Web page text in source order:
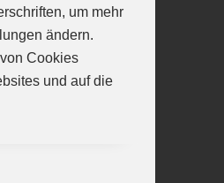
um mehr
ändern.
Cookies
und auf die